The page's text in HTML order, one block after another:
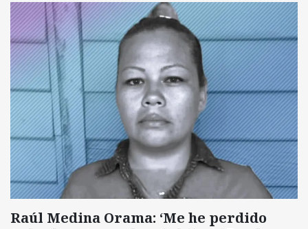
Raúl Medina Orama: ‘Me he perdido